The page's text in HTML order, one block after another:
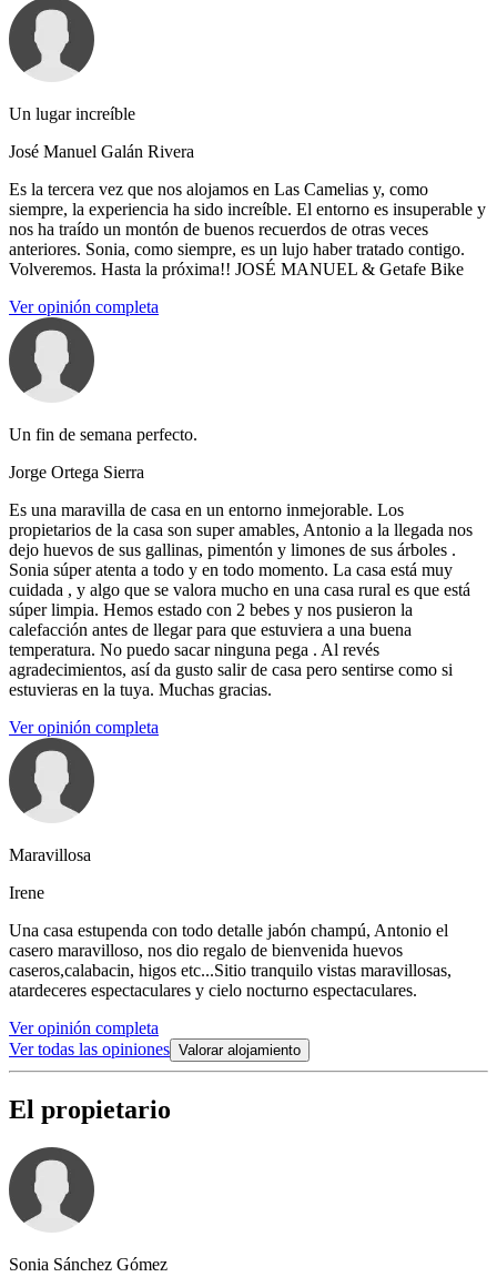
Un lugar increíble
José Manuel Galán Rivera
Es la tercera vez que nos alojamos en Las Camelias y, como
siempre, la experiencia ha sido increíble. El entorno es insuperable y
nos ha traído un montón de buenos recuerdos de otras veces
anteriores. Sonia, como siempre, es un lujo haber tratado contigo.
Volveremos. Hasta la próxima!! JOSÉ MANUEL & Getafe Bike
Ver opinión completa
Un fin de semana perfecto.
Jorge Ortega Sierra
Es una maravilla de casa en un entorno inmejorable. Los
propietarios de la casa son super amables, Antonio a la llegada nos
dejo huevos de sus gallinas, pimentón y limones de sus árboles .
Sonia súper atenta a todo y en todo momento. La casa está muy
cuidada , y algo que se valora mucho en una casa rural es que está
súper limpia. Hemos estado con 2 bebes y nos pusieron la
calefacción antes de llegar para que estuviera a una buena
temperatura. No puedo sacar ninguna pega . Al revés
agradecimientos, así da gusto salir de casa pero sentirse como si
estuvieras en la tuya. Muchas gracias.
Ver opinión completa
Maravillosa
Irene
Una casa estupenda con todo detalle jabón champú, Antonio el
casero maravilloso, nos dio regalo de bienvenida huevos
caseros,calabacin, higos etc...Sitio tranquilo vistas maravillosas,
atardeceres espectaculares y cielo nocturno espectaculares.
Ver opinión completa
Ver todas las opiniones Valorar alojamiento
El propietario
Sonia Sánchez Gómez